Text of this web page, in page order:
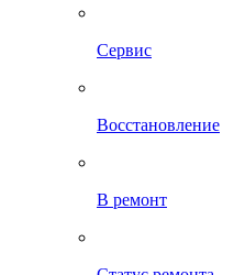
Сервис
Восстановление
В ремонт